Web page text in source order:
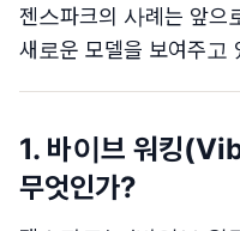
젠스파크의 사례는 앞으
새로운 모델을 보여주고
1. 바이브 워킹
무엇인가?